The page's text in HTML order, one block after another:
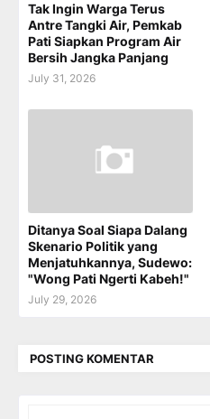
Tak Ingin Warga Terus
Antre Tangki Air, Pemkab
Pati Siapkan Program Air
Bersih Jangka Panjang
July 31, 2026
Ditanya Soal Siapa Dalang
Skenario Politik yang
Menjatuhkannya, Sudewo:
"Wong Pati Ngerti Kabeh!"
July 29, 2026
POSTING KOMENTAR